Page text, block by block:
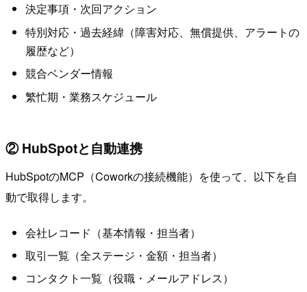
決定事項・次回アクション
特別対応・過去経緯（障害対応、無償提供、アラートの
履歴など）
競合ベンダー情報
繁忙期・業務スケジュール
② HubSpotと自動連携
HubSpotのMCP（Coworkの接続機能）を使って、以下を自
動で取得します。
会社レコード（基本情報・担当者）
取引一覧（全ステージ・金額・担当者）
コンタクト一覧（役職・メールアドレス）